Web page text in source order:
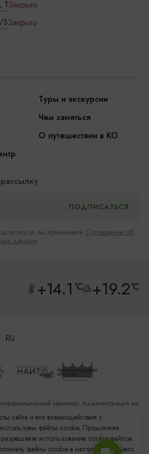
1Закрыто
3Закрыто
Туры и экскурсии
Чем заняться
О путешествии в КО
вы принимаете Соглашение об
данных
+14.1 °C +19.2°C
RU
характер. Администрация не
качество услуг, предоставленных
Agency
сайта и его взаимодействия с
файлы cookie. Продолжая
использование cookie-файлов.
файлы cookie в настройках Вашего